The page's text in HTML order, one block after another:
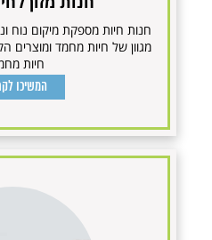
חנות חיות מספקת מיקום נוח
מגוון של חיות מחמד ומוצרים
חיות
המשיכו